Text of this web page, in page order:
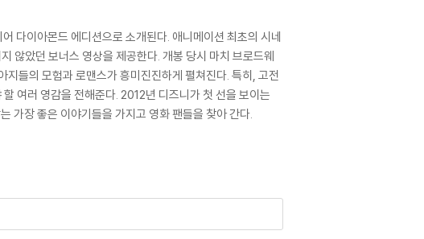
다이아몬드 에디션으로 소개된다. 애니메이션 최초의 시네
않았던 보너스 영상을 제공한다. 개봉 당시 마치 브로드웨
들의 모험과 로맨스가 흥미진진하게 펼쳐진다. 특히, 고전
여러 영감을 전해준다. 2012년 디즈니가 첫 선을 보이는
가장 좋은 이야기들을 가지고 영화 팬들을 찾아 간다.
소프트웨어 최신 버전의 업데이트, 대용량 케이블 사용이